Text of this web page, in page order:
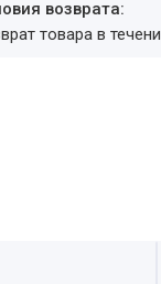
товара в